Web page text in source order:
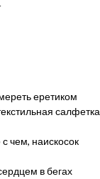
еретиком
салфетка
чем, наискосок
в бегах